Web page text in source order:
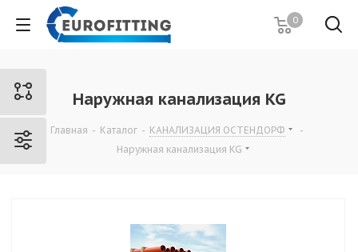
0
Наружная канализация KG
Главная - Каталог - КАНАЛИЗАЦИЯ ОСТЕНДОРФ
-
Наружная канализация KG